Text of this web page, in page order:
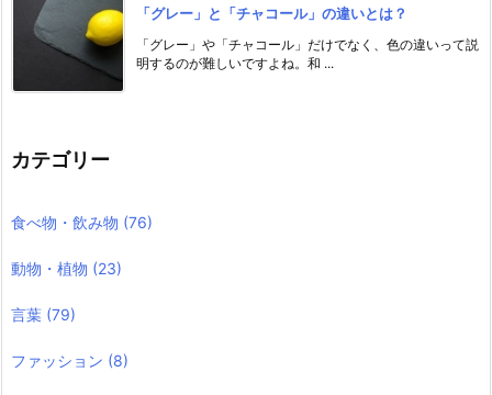
「グレー」と「チャコール」の違いとは？
「グレー」や「チャコール」だけでなく、色の違いって説
明するのが難しいですよね。和 ...
カテゴリー
食べ物・飲み物 (76)
動物・植物 (23)
言葉 (79)
ファッション (8)